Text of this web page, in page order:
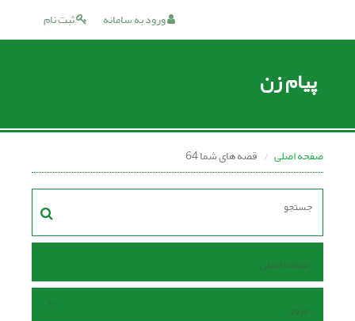
ثبت نام ورود به سامانه
پیام زن
صفحه اصلی قصه هاى شما 64
صفحه اصلی
مرور